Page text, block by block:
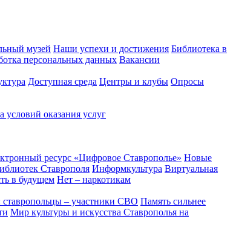
музей Наши успехи и достижения Библиотека в
персональных данных Вакансии
Доступная среда Центры и клубы Опросы
условий оказания услуг
ресурс «Цифровое Ставрополье» Новые
Ставрополя Информкультура Виртуальная
в будущем Нет – наркотикам
ставропольцы – участники СВО Память сильнее
Мир культуры и искусства Ставрополья на